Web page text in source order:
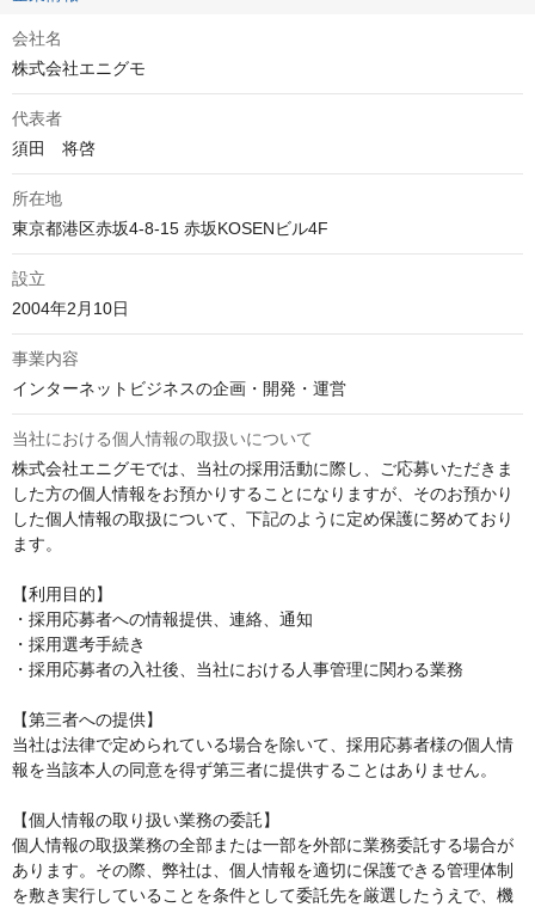
会社名
株式会社エニグモ
代表者
須田　将啓
所在地
東京都港区赤坂4-8-15 赤坂KOSENビル4F
設立
2004年2月10日
事業内容
インターネットビジネスの企画・開発・運営
当社における個人情報の取扱いについて
株式会社エニグモでは、当社の採用活動に際し、ご応募いただきま
した方の個人情報をお預かりすることになりますが、そのお預かり
した個人情報の取扱について、下記のように定め保護に努めており
ます。
【利用目的】
・採用応募者への情報提供、連絡、通知
・採用選考手続き
・採用応募者の入社後、当社における人事管理に関わる業務
【第三者への提供】
当社は法律で定められている場合を除いて、採用応募者様の個人情
報を当該本人の同意を得ず第三者に提供することはありません。
【個人情報の取り扱い業務の委託】
個人情報の取扱業務の全部または一部を外部に業務委託する場合が
あります。その際、弊社は、個人情報を適切に保護できる管理体制
を敷き実行していることを条件として委託先を厳選したうえで、機